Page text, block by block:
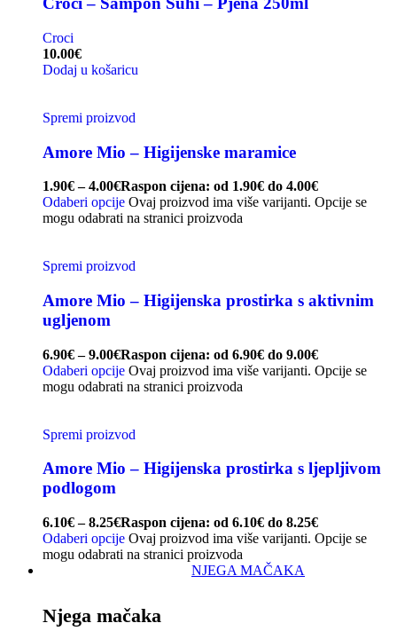
Croci
10.00€
Dodaj u košaricu
Spremi proizvod
Amore Mio – Higijenske maramice
1.90€ – 4.00€Raspon cijena: od 1.90€ do 4.00€
Odaberi opcije Ovaj proizvod ima više varijanti. Opcije se
mogu odabrati na stranici proizvoda
Spremi proizvod
Amore Mio – Higijenska prostirka s aktivnim
ugljenom
6.90€ – 9.00€Raspon cijena: od 6.90€ do 9.00€
Odaberi opcije Ovaj proizvod ima više varijanti. Opcije se
mogu odabrati na stranici proizvoda
Spremi proizvod
Amore Mio – Higijenska prostirka s ljepljivom
podlogom
6.10€ – 8.25€Raspon cijena: od 6.10€ do 8.25€
Odaberi opcije Ovaj proizvod ima više varijanti. Opcije se
mogu odabrati na stranici proizvoda
NJEGA MAČAKA
Njega mačaka